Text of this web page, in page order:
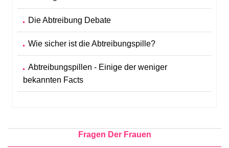
Die Abtreibung Debate
Wie sicher ist die Abtreibungspille?
Abtreibungspillen - Einige der weniger
bekannten Facts
Fragen Der Frauen